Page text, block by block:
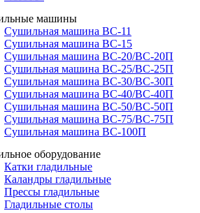
машины
Сушильная машина ВС-11
Сушильная машина ВС-15
Сушильная машина ВС-20/ВС-20П
Сушильная машина ВС-25/ВС-25П
Сушильная машина ВС-30/ВС-30П
Сушильная машина ВС-40/ВС-40П
Сушильная машина ВС-50/ВС-50П
Сушильная машина ВС-75/ВС-75П
Сушильная машина ВС-100П
оборудование
Катки гладильные
Каландры гладильные
Прессы гладильные
Гладильные столы